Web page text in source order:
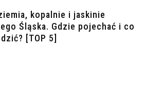
kopalnie i jaskinie
Śląska. Gdzie pojechać i co
[TOP 5]